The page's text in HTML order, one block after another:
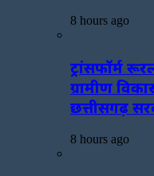
8 hours ago
ट्रांसफॉर्म
ग्रामीण
छत्तीसगढ़
8 hours ago